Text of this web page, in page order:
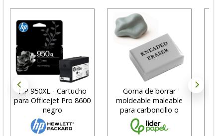
HP 950XL - Cartucho
para Officejet Pro 8600
negro
Goma de borrar
moldeable maleable
para carboncillo o
grafito